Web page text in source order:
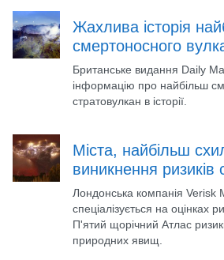
Жахлива історія
смертоносного
Британське видання Daily
інформацію про найбільш
стратовулкан в історії.
Міста, найбільш
виникнення ризиків
Лондонська компанія Verisk
спеціалізується на оцінках
П'ятий щорічний Атлас
природних явищ.